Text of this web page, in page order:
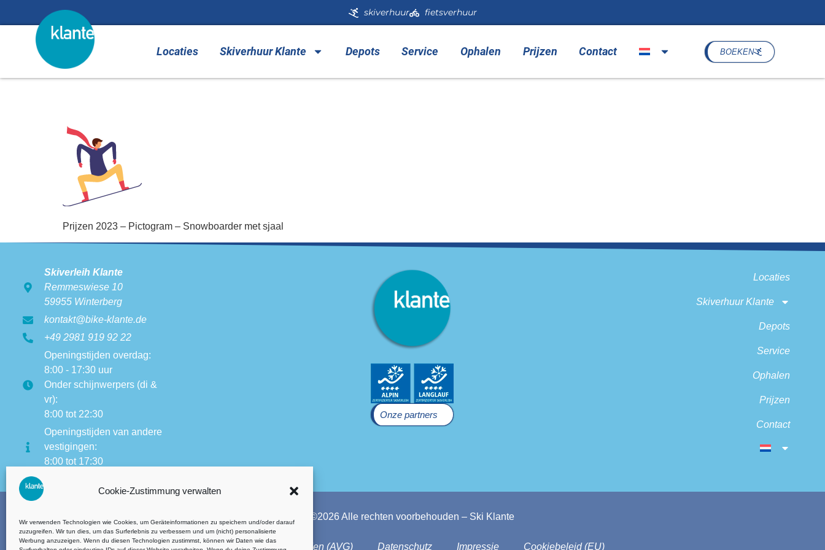
Cookie-Zustimmung verwalten
Wir verwenden Technologien wie Cookies, um Geräteinformationen zu speichern und/oder darauf
zuzugreifen. Wir tun dies, um das Surferlebnis zu verbessern und um (nicht) personalisierte
Werbung anzuzeigen. Wenn du diesen Technologien zustimmst, können wir Daten wie das
skiverhuur fietsverhuur
Locaties Skiverhuur Klante Depots Service Ophalen Prijzen Contact BOEKEN
Prijzen 2023 – Pictogram – Snowboarder met sjaal
Skiverleih Klante
Remmeswiese 10
59955 Winterberg
kontakt@bike-klante.de
+49 2981 919 92 22
Openingstijden overdag:
8:00 - 17:30 uur
Onder schijnwerpers (di &
vr):
8:00 tot 22:30
Openingstijden van andere
vestigingen:
8:00 tot 17:30
Onze partners
Locaties
Skiverhuur Klante
Depots
Service
Ophalen
Prijzen
Contact
©2026 Alle rechten voorbehouden – Ski Klante
Algemene voorwaarden (AVG) Datenschutz Impressie Cookiebeleid (EU)